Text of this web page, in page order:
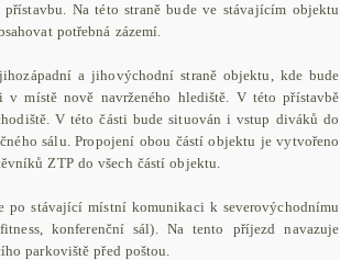
Na této straně bude ve stávajícím objektu
potřebná zázemí.
a jihovýchodní straně objektu, kde bude
místě nově navrženého hlediště. V této přístavbě
V této části bude situován i vstup diváků do
sálu. Propojení obou částí objektu je vytvořeno
ZTP do všech částí objektu.
stávající místní komunikaci k severovýchodnímu
konferenční sál). Na tento příjezd navazuje
parkoviště před poštou.